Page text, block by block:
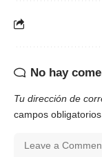
No hay
Tu dirección de
campos